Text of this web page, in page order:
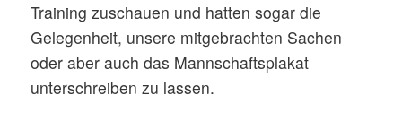
Training zuschauen und hatten sogar die
Gelegenheit, unsere mitgebrachten Sachen
oder aber auch das Mannschaftsplakat
unterschreiben zu lassen.